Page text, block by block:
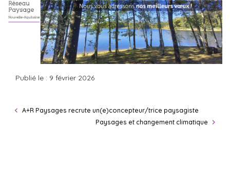
Publié le : 9 février 2026
A+R Paysages recrute un(e)concepteur/trice paysagiste
Paysages et changement climatique